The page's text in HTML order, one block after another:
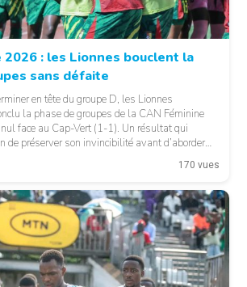
2026 : les Lionnes bouclent la
sans défaite
en tête du groupe D, les Lionnes
la phase de groupes de la CAN Féminine
face au Cap-Vert (1-1). Un résultat qui
de préserver son invincibilité avant d’aborder
Les Camerounaises ont rapidement pris le
[…]
170 vues